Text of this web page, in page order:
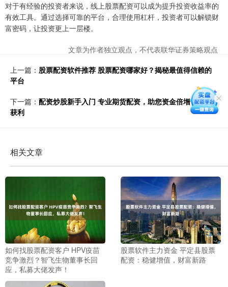
对于有经验的投资者来说，线上股票配资可以成为提升投资收益率的
有效工具。通过选择可靠的平台，合理使用杠杆，投资者可以解锁财
富密码，让投资更上一层楼。
文章为作者独立观点，不代表联华证券策略观点
上一篇： 股票配资软件推荐 股票配资哪家好？揭秘最值得信赖的
平台
下一篇： 配资炒股新手入门 专业期货配资，助您资金倍增，稳健
获利
相关文章
如何找股票配资客户 HPV疫苗
竞争激烈？智飞生物董事长回
应，私募大佬发声！
股票软件主力资金 平定县股票
配资：稳健增值，财富新路